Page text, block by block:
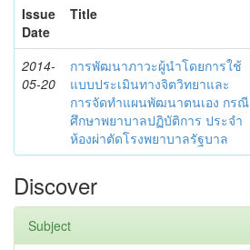
Issue
Date
Title
2014-
05-20
การพัฒนาภาวะผู้นำโดยการใช้
แบบประเมินทางจิตวิทยาและ
การจัดทำแผนพัฒนาตนเอง กรณี
ศึกษาพยาบาลปฏิบัติการ ประจำ
ห้องผ่าตัดโรงพยาบาลรัฐบาล
Discover
Subject